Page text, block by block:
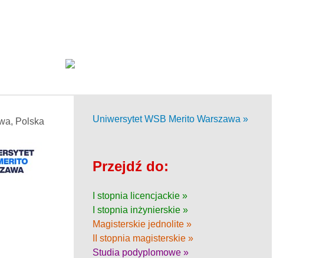
Polska Uniwersytet WSB Merito Warszawa »
Przejdź do:
I stopnia licencjackie »
I stopnia inżynierskie »
Magisterskie jednolite »
II stopnia magisterskie »
Studia podyplomowe »